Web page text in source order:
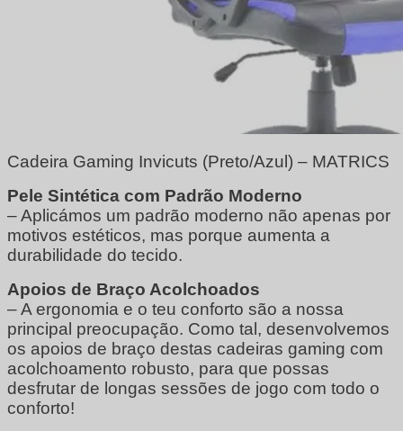
Cadeira Gaming Invicuts (Preto/Azul) – MATRICS
Pele Sintética com Padrão Moderno
– Aplicámos um padrão moderno não apenas por
motivos estéticos, mas porque aumenta a
durabilidade do tecido.
Apoios de Braço Acolchoados
– A ergonomia e o teu conforto são a nossa
principal preocupação. Como tal, desenvolvemos
os apoios de braço destas cadeiras gaming com
acolchoamento robusto, para que possas
desfrutar de longas sessões de jogo com todo o
conforto!